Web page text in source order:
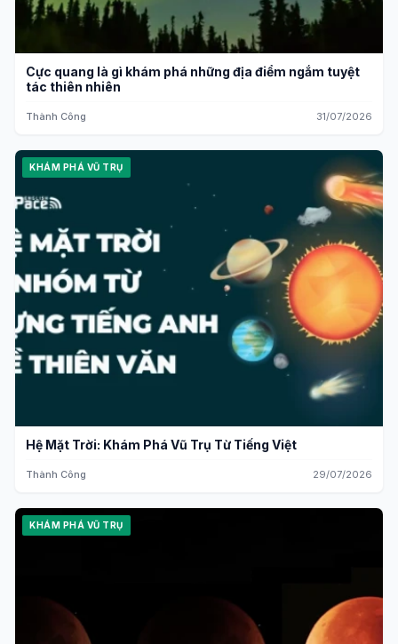
Cực quang là gì khám phá những địa điểm ngắm tuyệt
tác thiên nhiên
Thành Công 31/07/2026
KHÁM PHÁ VŨ TRỤ
Hệ Mặt Trời: Khám Phá Vũ Trụ Từ Tiếng Việt
Thành Công 29/07/2026
KHÁM PHÁ VŨ TRỤ